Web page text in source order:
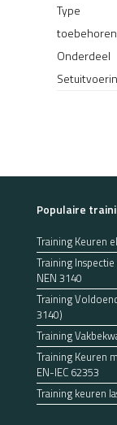
Type
Onderdeel
Populaire
Training Keuren
Training
NEN 3140
Training
3140)
Training
Training Keuren
EN-IEC 62353
Training keuren